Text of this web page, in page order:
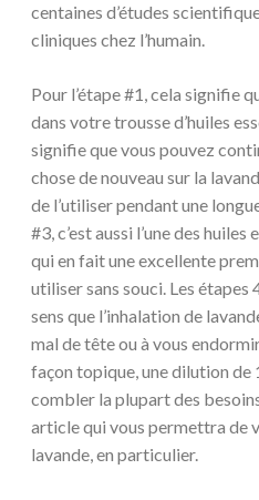
centaines d’études
cliniques chez l’humain.
Pour l’étape #1, cela signifie
dans votre trousse d’huiles
signifie que vous pouvez
chose de nouveau sur la
de l’utiliser pendant une
#3, c’est aussi l’une des
qui en fait une excellente
utiliser sans souci. Les étapes
sens que l’inhalation de
mal de tête ou à vous
façon topique, une dilution de
combler la plupart des
article qui vous permettra de
lavande, en particulier.